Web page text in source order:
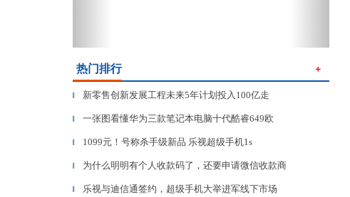
热门排行 ＋
▎ 新零售创新发展工程未来5年计划投入100亿走
▎ 一张图看懂华为三款笔记本电脑十代酷睿649欧
▎ 1099元！号称杀手级新品 乐视超级手机1s
▎ 为什么明明有个人收款码了，还要申请微信收款商
▎ 乐视与迪信通签约，超级手机大举进军线下市场